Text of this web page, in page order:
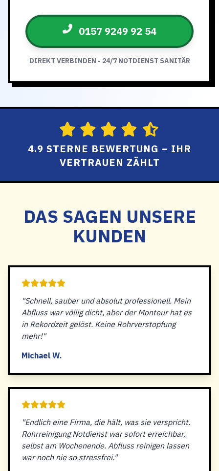
0157 9249 92 54
DIREKT VERBINDEN - 24/7 NOTDIENST SANITÄR
4.9 STERNE BEWERTUNG – IHR
VERTRAUEN ZÄHLT
DAS SAGEN UNSERE
KUNDEN
"Schnell, sauber und absolut professionell. Mein
Abfluss war völlig dicht, aber der Monteur hat es
in Rekordzeit gelöst. Keine Rohrverstopfung
mehr!"
Michael W.
"Endlich eine Firma, die hält, was sie verspricht.
Rohrreinigung Notdienst war sofort erreichbar,
selbst am Wochenende. Abfluss reinigen lassen
war noch nie so stressfrei."